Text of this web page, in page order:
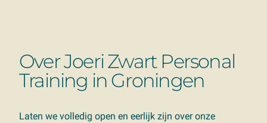
Over Joeri Zwart Personal
Training in Groningen
Laten we volledig open en eerlijk zijn over onze